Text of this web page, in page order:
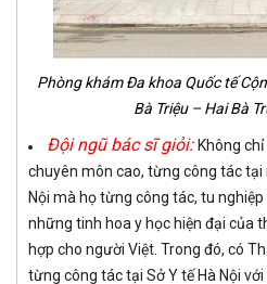
Phòng khám Đa khoa Quốc tế
Bà Triệu – Hai Bà
Đội ngũ bác sĩ giỏi: Không
chuyên môn cao, từng công tác tại
Nội mà họ từng công tác, tu
những tinh hoa y học hiện đại của
hợp cho người Việt. Trong đó, có
từng công tác tại Sở Y tế Hà Nội